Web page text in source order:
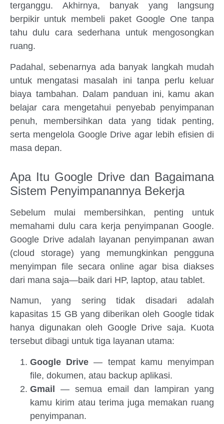
terganggu. Akhirnya, banyak yang langsung
berpikir untuk membeli paket Google One tanpa
tahu dulu cara sederhana untuk mengosongkan
ruang.
Padahal, sebenarnya ada banyak langkah mudah
untuk mengatasi masalah ini tanpa perlu keluar
biaya tambahan. Dalam panduan ini, kamu akan
belajar cara mengetahui penyebab penyimpanan
penuh, membersihkan data yang tidak penting,
serta mengelola Google Drive agar lebih efisien di
masa depan.
Apa Itu Google Drive dan Bagaimana
Sistem Penyimpanannya Bekerja
Sebelum mulai membersihkan, penting untuk
memahami dulu cara kerja penyimpanan Google.
Google Drive adalah layanan penyimpanan awan
(cloud storage) yang memungkinkan pengguna
menyimpan file secara online agar bisa diakses
dari mana saja—baik dari HP, laptop, atau tablet.
Namun, yang sering tidak disadari adalah
kapasitas 15 GB yang diberikan oleh Google tidak
hanya digunakan oleh Google Drive saja. Kuota
tersebut dibagi untuk tiga layanan utama:
Google Drive — tempat kamu menyimpan
file, dokumen, atau backup aplikasi.
Gmail — semua email dan lampiran yang
kamu kirim atau terima juga memakan ruang
penyimpanan.